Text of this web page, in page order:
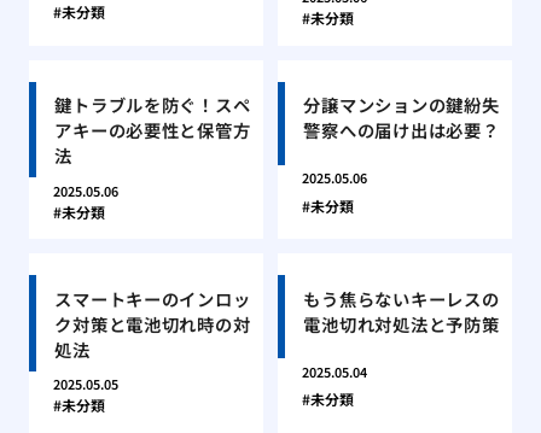
未分類 未分類
鍵トラブルを防ぐ！スペ
アキーの必要性と保管方
法
2025.05.06
未分類
分譲マンションの鍵紛失
警察への届け出は必要？
2025.05.06
未分類
スマートキーのインロッ
ク対策と電池切れ時の対
処法
2025.05.05
未分類
もう焦らないキーレスの
電池切れ対処法と予防策
2025.05.04
未分類